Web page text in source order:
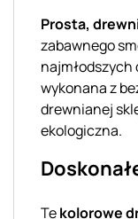
Prosta,
zabawnego
najmłodszych
wykonana z
drewnianej
ekologiczna.
Tekolorowe